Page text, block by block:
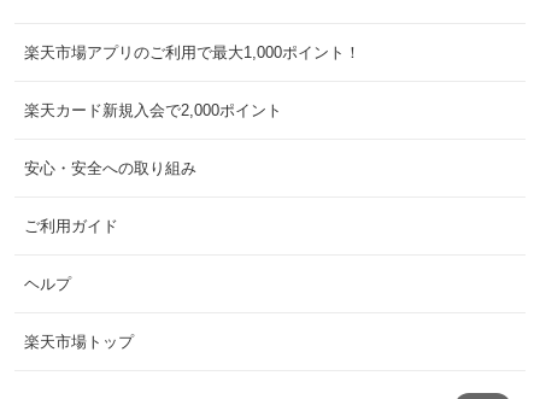
楽天市場アプリのご利用で最大1,000ポイント！
楽天カード新規入会で2,000ポイント
安心・安全への取り組み
ご利用ガイド
ヘルプ
楽天市場トップ